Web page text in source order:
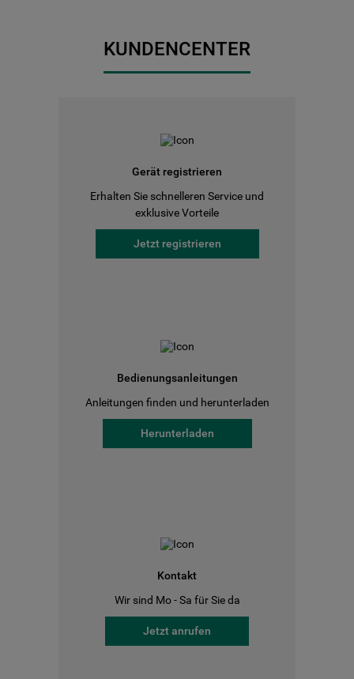
KUNDENCENTER
Gerät registrieren
Erhalten Sie schnelleren Service und
exklusive Vorteile
Jetzt registrieren
Bedienungsanleitungen
Anleitungen finden und herunterladen
Herunterladen
Kontakt
Wir sind Mo - Sa für Sie da
Jetzt anrufen